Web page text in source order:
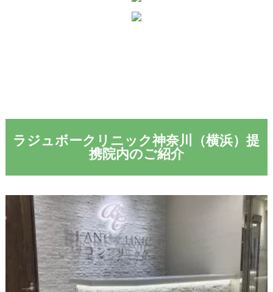
ラジュボークリニック神奈川（横浜）提
携院内のご紹介